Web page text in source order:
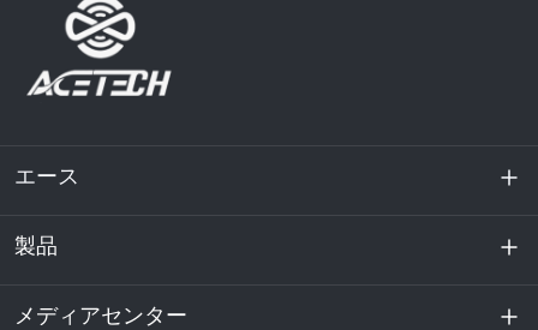
エース
私たちに関しては
持続可能性
製品
エネルギー貯蔵
メディアセンター